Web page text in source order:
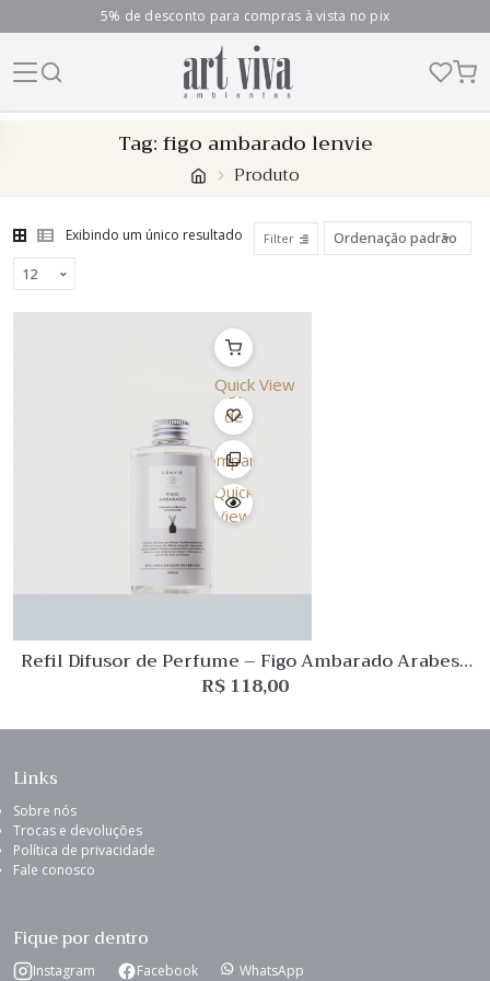
5% de desconto para compras à vista no pix
Tag:figo ambarado lenvie
Produto
Exibindo um único resultado Filter
Quick View
Lista
de
Desejo
Comparar
Quick
View
Refil Difusor de Perfume – Figo Ambarado Arabesc
200mL L’Envie
R$ 118,00
Links
Sobre nós
Trocas e devoluções
Política de privacidade
Fale conosco
Fique por dentro
Instagram Facebook WhatsApp